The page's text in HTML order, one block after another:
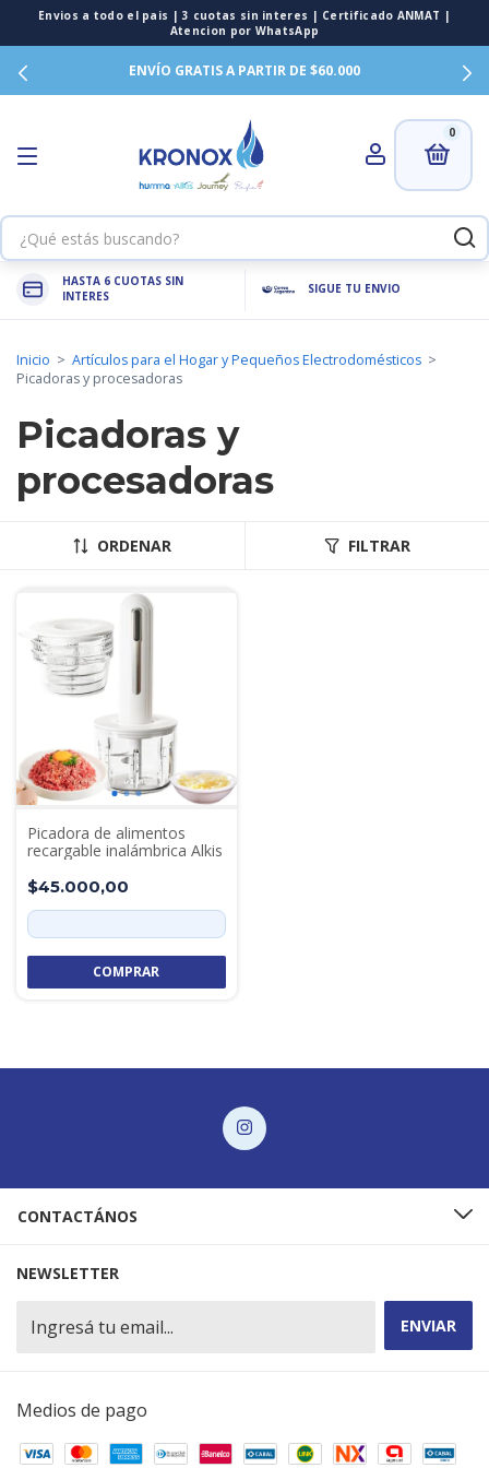
ENVÍO GRATIS A PARTIR DE $60.000
0
HASTA 6 CUOTAS SIN
INTERES
SIGUE TU ENVIO
Inicio > Artículos para el Hogar y Pequeños Electrodomésticos >
Picadoras y procesadoras
Picadoras y
procesadoras
ORDENAR FILTRAR
Picadora de alimentos
recargable inalámbrica Alkis
$45.000,00
COMPRAR
CONTACTÁNOS
NEWSLETTER
Medios de pago